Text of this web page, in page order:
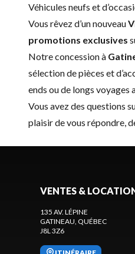
Véhicules neufs et
Vous rêvez d’un nouveau
promotions exclusives
Notre concession à
sélection depièces et
ends ou de longs voyages
Vous avez des questions
plaisir de vous répondre,
VENTES &
135 AV. LÉPINE
GATINEAU , QUÉBEC
J8L 3Z6
ITINÉRAIRE